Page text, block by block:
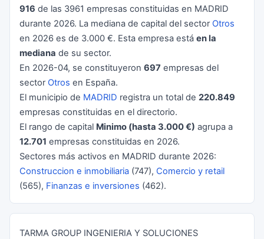
916 de las 3961 empresas constituidas en MADRID
durante 2026. La mediana de capital del sector Otros
en 2026 es de 3.000 €. Esta empresa está en la
mediana de su sector.
En 2026-04, se constituyeron 697 empresas del
sector Otros en España.
El municipio de MADRID registra un total de 220.849
empresas constituidas en el directorio.
El rango de capital Minimo (hasta 3.000 €) agrupa a
12.701 empresas constituidas en 2026.
Sectores más activos en MADRID durante 2026:
Construccion e inmobiliaria (747), Comercio y retail
(565), Finanzas e inversiones (462).
TARMA GROUP INGENIERIA Y SOLUCIONES